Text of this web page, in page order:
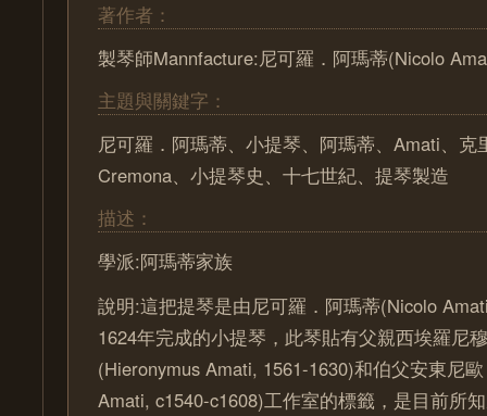
著作者：
製琴師Mannfacture:尼可羅．阿瑪蒂(Nicolo
主題與關鍵字：
尼可羅．阿瑪蒂、小提琴、阿瑪蒂、Amati、克
Cremona、小提琴史、十七世紀、提琴製造
描述：
學派:阿瑪蒂家族
說明:這把提琴是由尼可羅．阿瑪蒂(Nicolo
1624年完成的小提琴，此琴貼有父親西埃羅尼
(Hieronymus Amati, 1561-1630)和伯父安東尼
Amati, c1540-c1608)工作室的標籤，是目前所